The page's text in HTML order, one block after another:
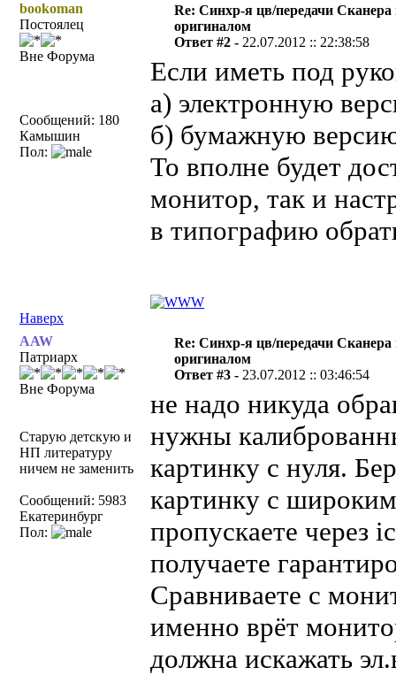
bookoman
Постоялец
Вне Форума
Сообщений: 180
Камышин
Пол:
Re: Синхр-я цв/передачи
оригиналом
Ответ #2 - 22.07.2012 :: 22:38:58
Если иметь под
а) электронную
б) бумажную
То вполне будет
монитор, так и
в типографию
Наверх
AAW
Патриарх
Вне Форума
Старую детскую и
НП литературу
ничем не заменить
Сообщений: 5983
Екатеринбург
Пол:
Re: Синхр-я цв/передачи
оригиналом
Ответ #3 - 23.07.2012 :: 03:46:54
не надо никуда
нужны
картинку с нуля.
картинку с
пропускаете через
получаете
Сравниваете с
именно врёт
должна искажать